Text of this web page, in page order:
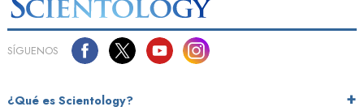
SÍGUENOS
¿Qué es Scientology?